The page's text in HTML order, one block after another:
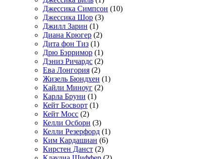
Джессика Симпсон (10)
Джессика Шор (3)
Джилл Зарин (1)
Диана Крюгер (2)
Дита фон Тиз (1)
Дрю Бэрримор (1)
Дэниз Ричардс (2)
Ева Лонгория (2)
Жизель Бюндхен (1)
Кайли Миноуг (2)
Карла Бруни (1)
Кейт Босворт (1)
Кейт Мосс (2)
Келли Осборн (3)
Келли Резерфорд (1)
Ким Кардашиан (6)
Кирстен Данст (2)